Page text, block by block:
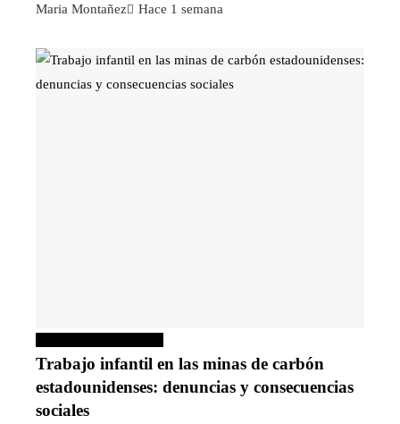
Maria Montañez Hace 1 semana
Trabajo infantil en las minas de carbón
estadounidenses: denuncias y consecuencias
sociales